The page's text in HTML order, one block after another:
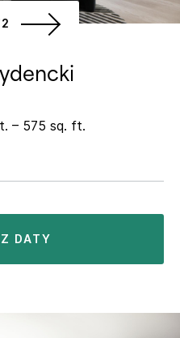
– 575 sq. ft.
DATY